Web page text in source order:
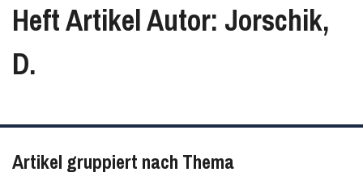
Heft Artikel Autor: Jorschik,
D.
Artikel gruppiert nach Thema